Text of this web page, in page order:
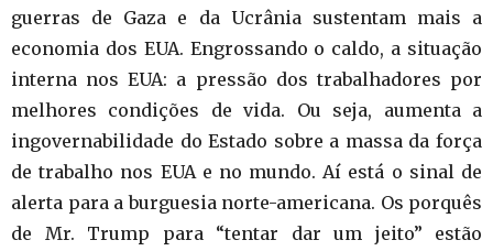
guerras de Gaza e da Ucrânia sustentam mais a
economia dos EUA. Engrossando o caldo, a situação
interna nos EUA: a pressão dos trabalhadores por
melhores condições de vida. Ou seja, aumenta a
ingovernabilidade do Estado sobre a massa da força
de trabalho nos EUA e no mundo. Aí está o sinal de
alerta para a burguesia norte-americana. Os porquês
de Mr. Trump para “tentar dar um jeito” estão